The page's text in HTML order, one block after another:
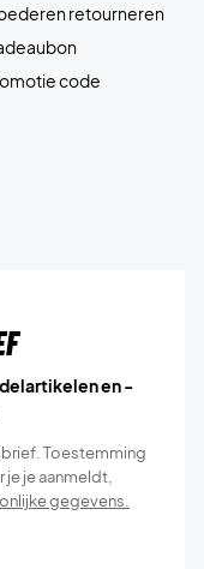
retourneren
code
en -
Toestemming
je aanmeldt,
gegevens.